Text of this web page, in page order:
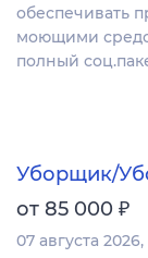
обеспечивать
моющими
полный
Уборщик/
от 85 000 ₽
07 августа 2026